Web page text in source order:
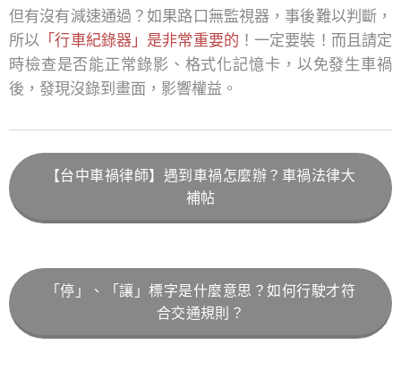
但有沒有減速通過？如果路口無監視器，事後難以判斷，
所以 「行車紀錄器」是非常重要的 ！一定要裝！而且請定
時檢查是否能正常錄影、格式化記憶卡，以免發生車禍
後，發現沒錄到畫面，影響權益。
【台中車禍律師】遇到車禍怎麼辦？車禍法律大
補帖
「停」、「讓」標字是什麼意思？如何行駛才符
合交通規則？